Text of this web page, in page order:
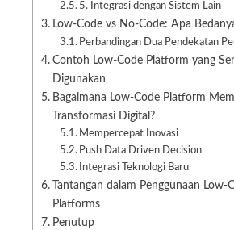
5. Integrasi dengan Sistem Lain
Low-Code vs No-Code: Apa
Perbandingan Dua Pendekatan
Contoh Low-Code Platform yang
Digunakan
Bagaimana Low-Code Platform
Transformasi Digital?
Mempercepat Inovasi
Push Data Driven Decision
Integrasi Teknologi Baru
Tantangan dalam Penggunaan Low-
Platforms
Penutup